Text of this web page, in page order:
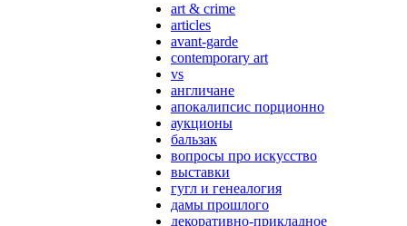
art & crime
articles
avant-garde
contemporary art
vs
англичане
апокалипсис порционно
аукционы
бальзак
вопросы про искусство
выставки
гугл и генеалогия
дамы прошлого
декоративно-прикладное